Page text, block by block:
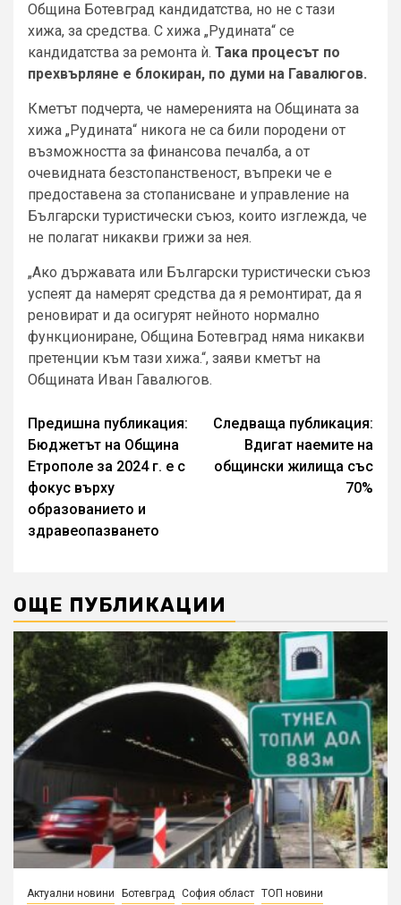
Община Ботевград кандидатства, но не с тази
хижа, за средства. С хижа „Рудината“ се
кандидатства за ремонта ѝ. Така процесът по
прехвърляне е блокиран, по думи на Гавалюгов.
Кметът подчерта, че намеренията на Общината за
хижа „Рудината“ никога не са били породени от
възможността за финансова печалба, а от
очевидната безстопанственост, въпреки че е
предоставена за стопанисване и управление на
Български туристически съюз, които изглежда, че
не полагат никакви грижи за нея.
„Ако държавата или Български туристически съюз
успеят да намерят средства да я ремонтират, да я
реновират и да осигурят нейното нормално
функциониране, Община Ботевград няма никакви
претенции към тази хижа.“, заяви кметът на
Общината Иван Гавалюгов.
Continue
Reading
Предишна публикация:
Бюджетът на Община
Етрополе за 2024 г. е с
фокус върху
образованието и
здравеопазването
Следваща публикация:
Вдигат наемите на
общински жилища със
70%
ОЩЕ ПУБЛИКАЦИИ
Актуални новини Ботевград София област ТОП новини